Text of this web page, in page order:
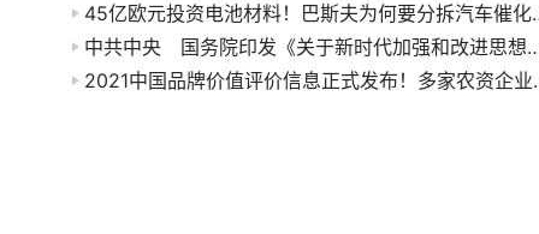
45亿欧元投资
中共中央 国务院印发《关于新时
2021中国